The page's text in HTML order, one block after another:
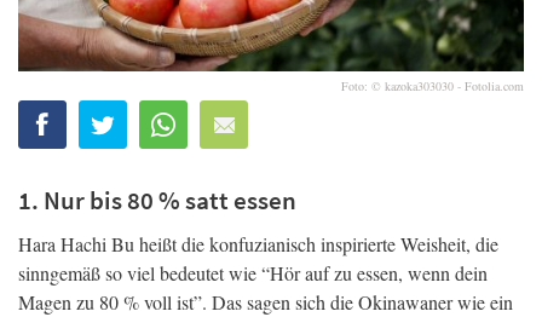
Foto: © kazoka303030 - Fotolia.com
1. Nur bis 80 % satt essen
Hara Hachi Bu heißt die konfuzianisch inspirierte Weisheit, die
sinngemäß so viel bedeutet wie “Hör auf zu essen, wenn dein
Magen zu 80 % voll ist”. Das sagen sich die Okinawaner wie ein